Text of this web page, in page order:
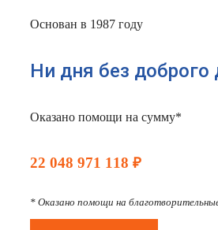
Основан в 1987 году
Ни дня без доброго
Оказано помощи на сумму*
22 048 971 118 ₽
* Оказано помощи на